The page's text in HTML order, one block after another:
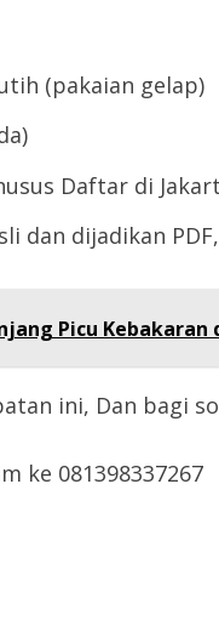
(pakaian gelap)
Daftar di
dan dijadikan
Picu
ini, Dan bagi
ke 081398337267